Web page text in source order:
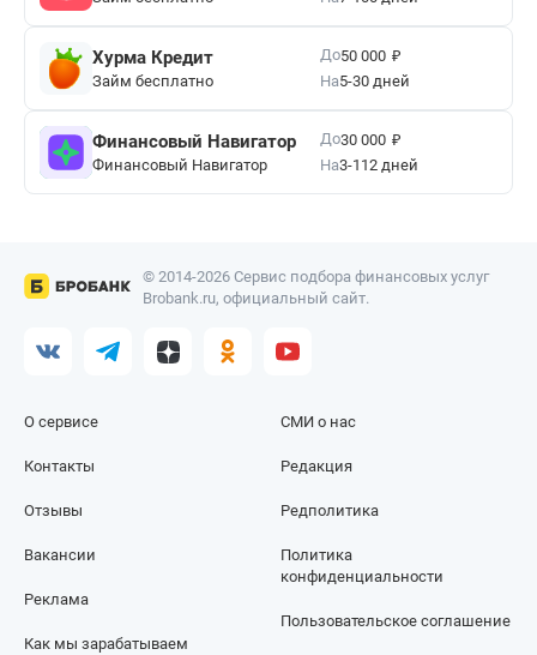
Хурма Кредит
Займ бесплатно
До50 000 ₽
На5-30 дней
Финансовый Навигатор
Финансовый Навигатор
До30 000 ₽
На3-112 дней
© 2014-2026 Сервис подбора финансовых услуг
Brobank.ru, официальный сайт.
О сервисе
Контакты
Отзывы
СМИ о нас
Редакция
Редполитика
Вакансии
Реклама
Как мы зарабатываем
Политика
конфиденциальности
Пользовательское соглашение